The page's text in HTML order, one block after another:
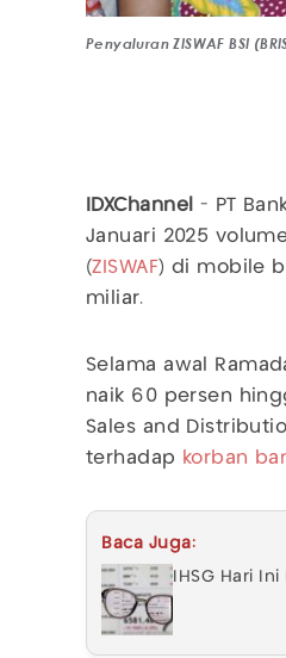
Penyaluran ZISWAF BSI
IDXChannel - PT
Januari 2025
(ZISWAF) di mobile
miliar.
Selama awal
naik 60 persen
Sales and
terhadap korban
Baca Juga:
IHSG Hari